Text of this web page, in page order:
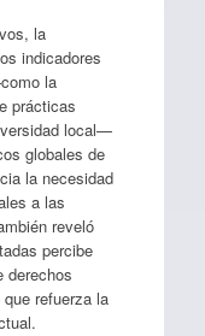
la
indicadores
la
prácticas
local—
globales de
la necesidad
a las
reveló
percibe
derechos
refuerza la